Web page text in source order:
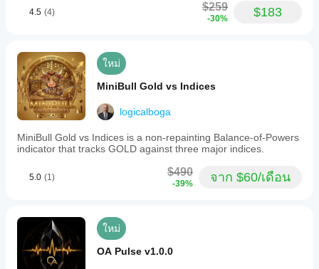
4.5 (4) $259
-30% $183
ใหม่
MiniBull Gold vs Indices
logicalboga
MiniBull Gold vs Indices is a non-repainting Balance-of-Powers
indicator that tracks GOLD against three major indices.
5.0 (1) $490
-39% จาก $60/เดือน
ใหม่
OA Pulse v1.0.0